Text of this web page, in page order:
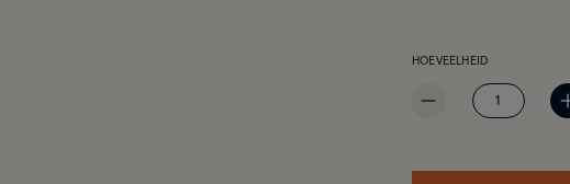
HOEVEELHEID